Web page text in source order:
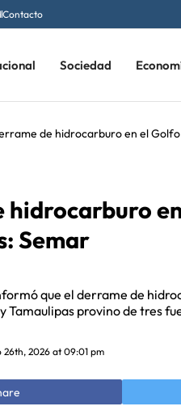
Contacto
Sociedad
de hidrocarburo en el
hidrocarburo
Semar
que el derrame de
Tamaulipas provino de tres
26th, 2026 at 09:01 pm